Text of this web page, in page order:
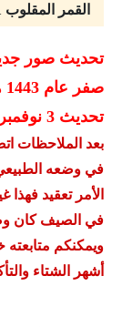
القمر المقلوب 2021
صفر عام 1443 هجري بالاسفل مع بدأ الانقلاب الخريفي
تحديث 3 نوفمبر تشرين الثاني 2020:
بعد الملاحظات
في وضعه
الأمر تعقيد
في الصيف كان
ويمكنكم
أشهر الشتاء